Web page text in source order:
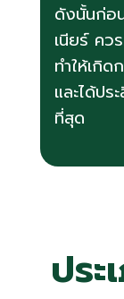
ดังนั้นก่อ
เนียร์ คว
ทำให้เกิ
และได้ป
ที่สุด
ประ